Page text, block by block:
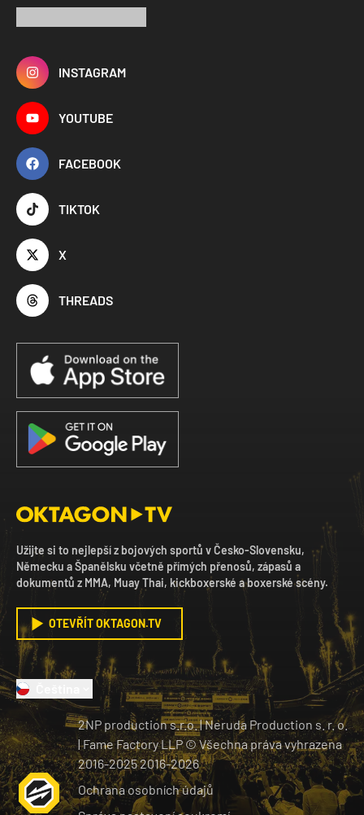
INSTAGRAM
YOUTUBE
FACEBOOK
TIKTOK
X
THREADS
Užijte si to nejlepší z bojových sportů v Česko-Slovensku,
Německu a Španělsku včetně přímých přenosů, zápasů a
dokumentů z MMA, Muay Thai, kickboxerské a boxerské scény.
OTEVŘÍT OKTAGON.TV
2NP production s.r.o.|Neruda Production s. r. o.
| Fame Factory LLP © Všechna práva vyhrazena
2016-20252016-2026
Ochrana osobních údajů